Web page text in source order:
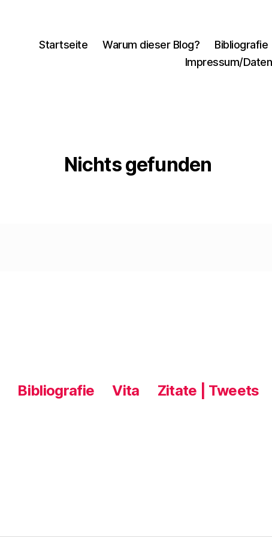
Startseite Warum dieser Blog?
Bibliografie
Impressum/
Nichts gefunden
Bibliografie Vita
Zitate | Tweets